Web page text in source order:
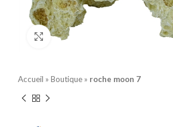
Click to enlarge
Accueil » Boutique » roche moon 7